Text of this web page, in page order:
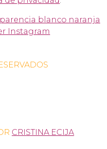
Instagram
CRISTINA ECIJA